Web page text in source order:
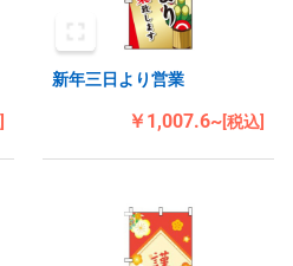
新年三日より営業
￥1,007.6~[税込]